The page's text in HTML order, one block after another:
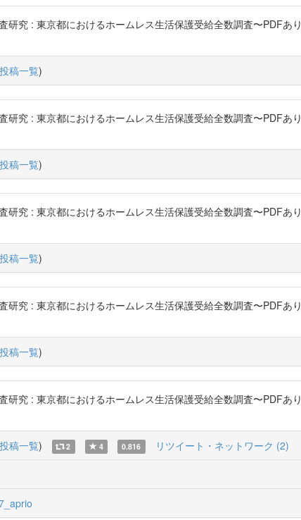
研究 : 東京都におけるホームレス生活保護受給全数調査〜PDF
投稿一覧)
研究 : 東京都におけるホームレス生活保護受給全数調査〜PDF
投稿一覧)
研究 : 東京都におけるホームレス生活保護受給全数調査〜PDF
投稿一覧)
研究 : 東京都におけるホームレス生活保護受給全数調査〜PDF
投稿一覧)
研究 : 東京都におけるホームレス生活保護受給全数調査〜PDF
投稿一覧) 2 4 0.816 リツイート・ネットワーク (2)